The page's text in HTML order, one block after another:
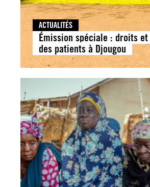
ACTUALITÉS
Émission spéciale : droits
des patients à Djougou